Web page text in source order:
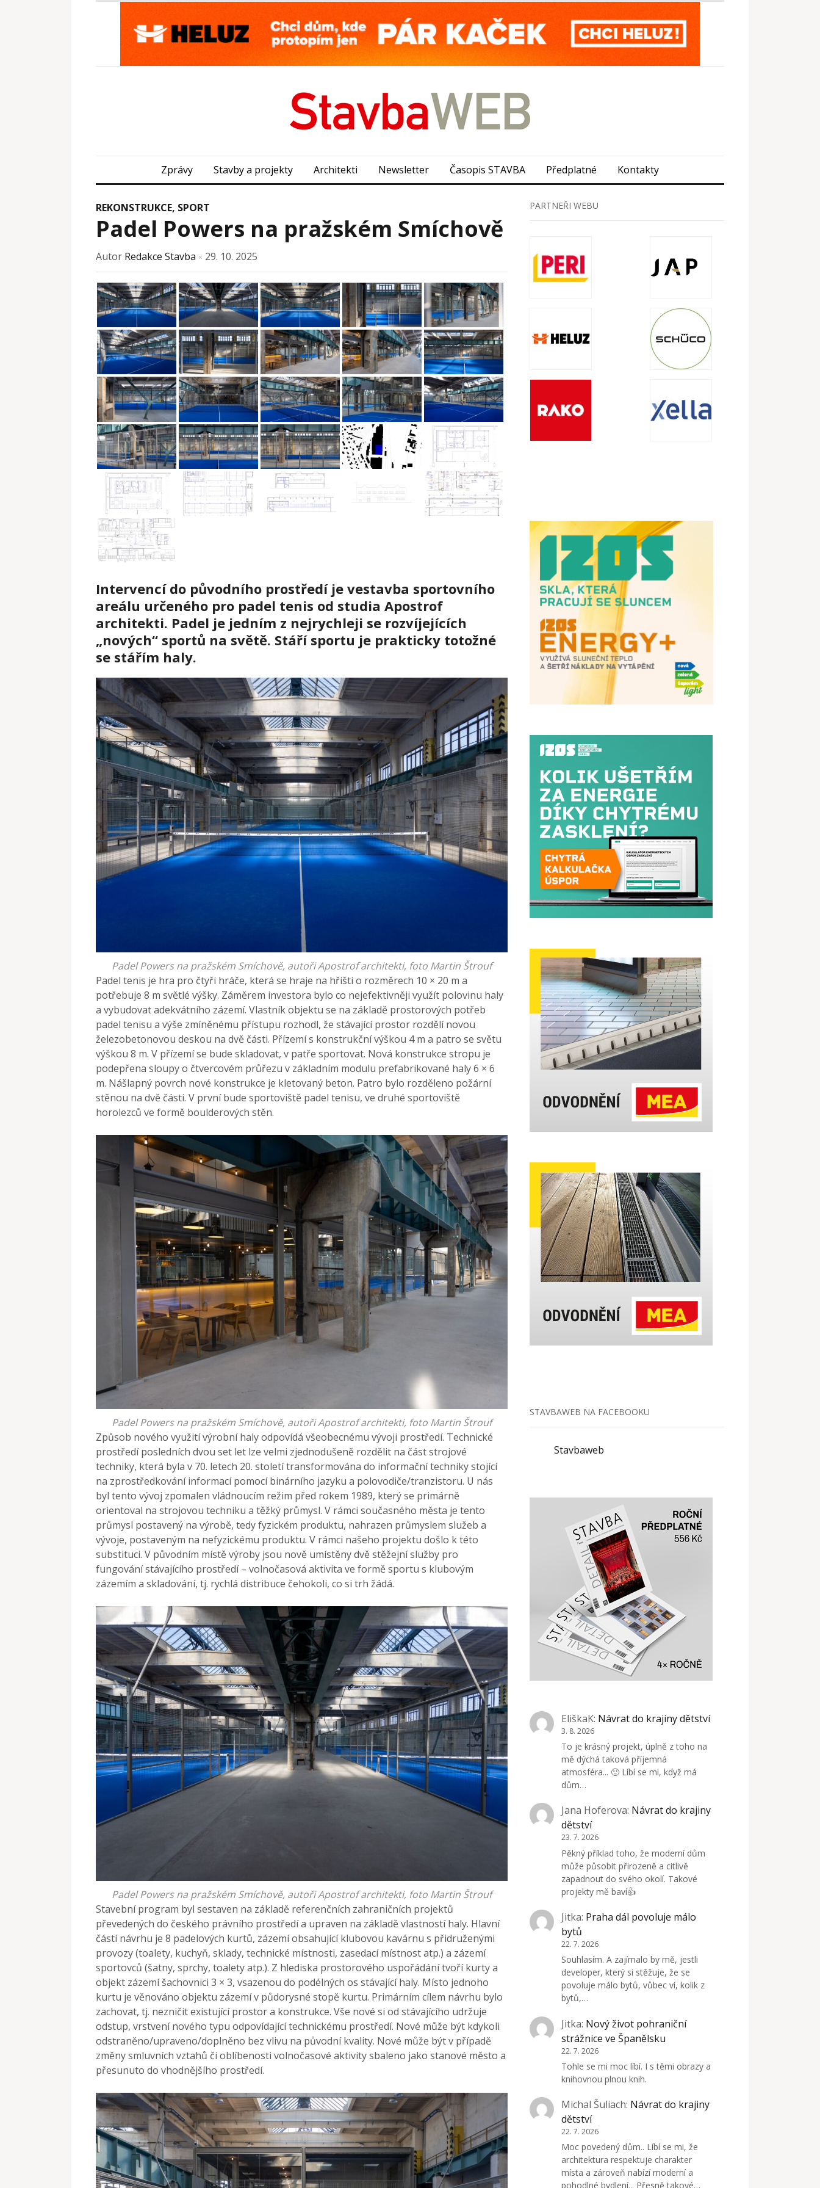
Zprávy Stavby a projekty Architekti Newsletter Časopis STAVBA Předplatné Kontakty
REKONSTRUKCE, SPORT
Padel Powers na pražském Smíchově
Autor Redakce Stavba × 29. 10. 2025
Intervencí do původního prostředí je vestavba sportovního
areálu určeného pro padel tenis od studia Apostrof
architekti. Padel je jedním z nejrychleji se rozvíjejících
„nových“ sportů na světě. Stáří sportu je prakticky totožné
se stářím haly.
Padel Powers na pražském Smíchově, autoři Apostrof architekti, foto Martin Štrouf
Padel tenis je hra pro čtyři hráče, která se hraje na hřišti o rozměrech 10 × 20 m a
potřebuje 8 m světlé výšky. Záměrem investora bylo co nejefektivněji využít polovinu haly
a vybudovat adekvátního zázemí. Vlastník objektu se na základě prostorových potřeb
padel tenisu a výše zmíněnému přístupu rozhodl, že stávající prostor rozdělí novou
železobetonovou deskou na dvě části. Přízemí s konstrukční výškou 4 m a patro se světu
výškou 8 m. V přízemí se bude skladovat, v patře sportovat. Nová konstrukce stropu je
podepřena sloupy o čtvercovém průřezu v základním modulu prefabrikované haly 6 × 6
m. Nášlapný povrch nové konstrukce je kletovaný beton. Patro bylo rozděleno požární
stěnou na dvě části. V první bude sportoviště padel tenisu, ve druhé sportoviště
horolezců ve formě boulderových stěn.
Padel Powers na pražském Smíchově, autoři Apostrof architekti, foto Martin Štrouf
Způsob nového využití výrobní haly odpovídá všeobecnému vývoji prostředí. Technické
prostředí posledních dvou set let lze velmi zjednodušeně rozdělit na část strojové
techniky, která byla v 70. letech 20. století transformována do informační techniky stojící
na zprostředkování informací pomocí binárního jazyku a polovodiče/tranzistoru. U nás
byl tento vývoj zpomalen vládnoucím režim před rokem 1989, který se primárně
orientoval na strojovou techniku a těžký průmysl. V rámci současného města je tento
průmysl postavený na výrobě, tedy fyzickém produktu, nahrazen průmyslem služeb a
vývoje, postaveným na nefyzickému produktu. V rámci našeho projektu došlo k této
substituci. V původním místě výroby jsou nově umístěny dvě stěžejní služby pro
fungování stávajícího prostředí – volnočasová aktivita ve formě sportu s klubovým
zázemím a skladování, tj. rychlá distribuce čehokoli, co si trh žádá.
Padel Powers na pražském Smíchově, autoři Apostrof architekti, foto Martin Štrouf
Stavební program byl sestaven na základě referenčních zahraničních projektů
převedených do českého právního prostředí a upraven na základě vlastností haly. Hlavní
částí návrhu je 8 padelových kurtů, zázemí obsahující klubovou kavárnu s přidruženými
provozy (toalety, kuchyň, sklady, technické místnosti, zasedací místnost atp.) a zázemí
sportovců (šatny, sprchy, toalety atp.). Z hlediska prostorového uspořádání tvoří kurty a
objekt zázemí šachovnici 3 × 3, vsazenou do podélných os stávající haly. Místo jednoho
kurtu je věnováno objektu zázemí v půdorysné stopě kurtu. Primárním cílem návrhu bylo
zachovat, tj. nezničit existující prostor a konstrukce. Vše nové si od stávajícího udržuje
odstup, vrstvení nového typu odpovídající technickému prostředí. Nové může být kdykoli
odstraněno/upraveno/doplněno bez vlivu na původní kvality. Nové může být v případě
změny smluvních vztahů či oblíbenosti volnočasové aktivity sbaleno jako stanové město a
přesunuto do vhodnějšího prostředí.
PARTNEŘI WEBU
STAVBAWEB NA FACEBOOKU
Stavbaweb
EliškaK: Návrat do krajiny dětství
3. 8. 2026
To je krásný projekt, úplně z toho na
mě dýchá taková příjemná
atmosféra... 🙂 Líbí se mi, když má
dům…
Jana Hoferova: Návrat do krajiny
dětství
23. 7. 2026
Pěkný příklad toho, že moderní dům
může působit přirozeně a citlivě
zapadnout do svého okolí. Takové
projekty mě baví👍
Jitka: Praha dál povoluje málo
bytů
22. 7. 2026
Souhlasím. A zajímalo by mě, jestli
developer, který si stěžuje, že se
povoluje málo bytů, vůbec ví, kolik z
bytů,…
Jitka: Nový život pohraniční
strážnice ve Španělsku
22. 7. 2026
Tohle se mi moc líbí. I s těmi obrazy a
knihovnou plnou knih.
Michal Šuliach: Návrat do krajiny
dětství
22. 7. 2026
Moc povedený dům.. Líbí se mi, že
architektura respektuje charakter
místa a zároveň nabízí moderní a
pohodlné bydlení... Přesně takové…